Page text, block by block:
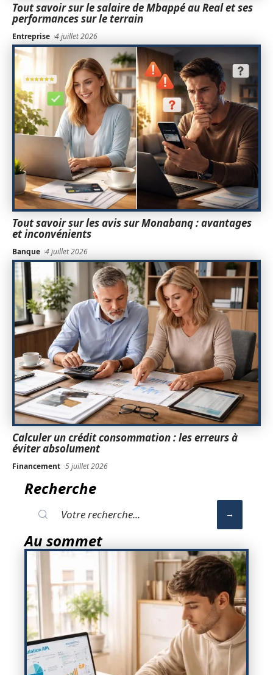
Tout savoir sur le salaire de Mbappé au Real et ses
performances sur le terrain
Entreprise 4 juillet 2026
Tout savoir sur les avis sur Monabanq : avantages
et inconvénients
Banque 4 juillet 2026
Calculer un crédit consommation : les erreurs à
éviter absolument
Financement 5 juillet 2026
Recherche
Au sommet